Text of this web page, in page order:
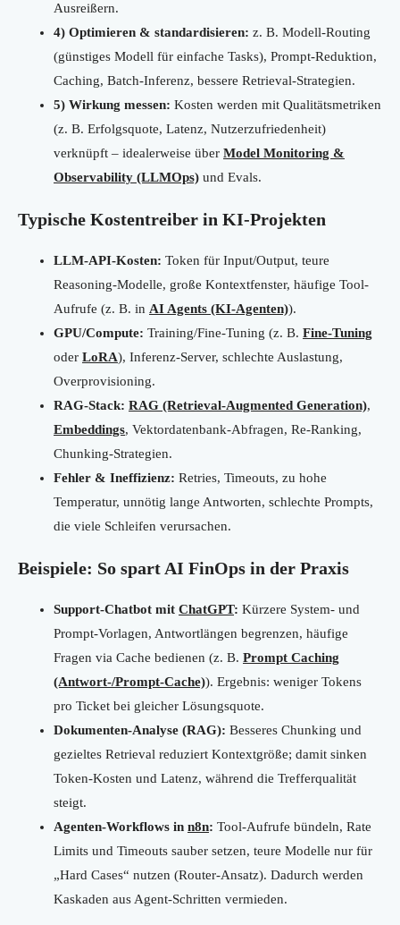
Ausreißern.
4) Optimieren & standardisieren: z. B. Modell-Routing
(günstiges Modell für einfache Tasks), Prompt-Reduktion,
Caching, Batch-Inferenz, bessere Retrieval-Strategien.
5) Wirkung messen: Kosten werden mit Qualitätsmetriken
(z. B. Erfolgsquote, Latenz, Nutzerzufriedenheit)
verknüpft – idealerweise über Model Monitoring &
Observability (LLMOps) und Evals.
Typische Kostentreiber in KI-Projekten
LLM-API-Kosten: Token für Input/Output, teure
Reasoning-Modelle, große Kontextfenster, häufige Tool-
Aufrufe (z. B. in AI Agents (KI-Agenten)).
GPU/Compute: Training/Fine-Tuning (z. B. Fine-Tuning
oder LoRA), Inferenz-Server, schlechte Auslastung,
Overprovisioning.
RAG-Stack: RAG (Retrieval-Augmented Generation),
Embeddings, Vektordatenbank-Abfragen, Re-Ranking,
Chunking-Strategien.
Fehler & Ineffizienz: Retries, Timeouts, zu hohe
Temperatur, unnötig lange Antworten, schlechte Prompts,
die viele Schleifen verursachen.
Beispiele: So spart AI FinOps in der Praxis
Support-Chatbot mit ChatGPT: Kürzere System- und
Prompt-Vorlagen, Antwortlängen begrenzen, häufige
Fragen via Cache bedienen (z. B. Prompt Caching
(Antwort-/Prompt-Cache)). Ergebnis: weniger Tokens
pro Ticket bei gleicher Lösungsquote.
Dokumenten-Analyse (RAG): Besseres Chunking und
gezieltes Retrieval reduziert Kontextgröße; damit sinken
Token-Kosten und Latenz, während die Trefferqualität
steigt.
Agenten-Workflows in n8n: Tool-Aufrufe bündeln, Rate
Limits und Timeouts sauber setzen, teure Modelle nur für
„Hard Cases“ nutzen (Router-Ansatz). Dadurch werden
Kaskaden aus Agent-Schritten vermieden.